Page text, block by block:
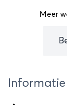
Meer